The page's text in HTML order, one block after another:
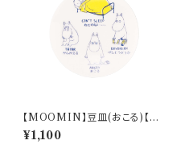
【MOOMIN】豆皿(おこる)【M
M14000】MM14003-333
¥1,100